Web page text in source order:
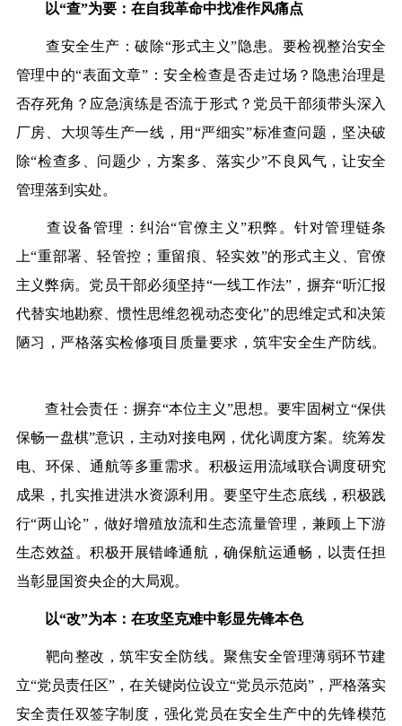
以“查”为要：在自我革命中找准作风痛点
查安全生产 ：破除“形式主义”隐患。要检视整治安全
管理中 的“表面文章”：安全检查是否走过场？隐患治理是
否存死角？应急演练是否流于形式？ 党 员干部须带头深入
厂房、大坝等生产一线，用“严细实”标准查问题，坚决破
除“检查多、问题少，方案多、落实少”不良风气，让安全
管理落到实处。
查设备管理：纠治“官僚主义”积弊。针对管理链条
上“重部署、轻管控；重留痕、轻实效”的形式主义、官僚
主义弊病。 党 员干部必须坚持“一线工作法”，摒弃“听汇报
代替实地勘察、惯性思维忽视动态变化”的思维定式和决策
陋习 ，严格落实检修项目质量要求，筑牢安全生产防线。
查社会责任：摒弃“本位主义”思想。要牢固树立“保供
保畅一盘棋”意识，主动对接电网，优化调度方案。统筹发
电、环保、通航等多重需求。积极运用流域联合调度研究
成果，扎实推进洪水资源利用。要坚守生态底线，积极践
行“两山论”，做好增殖放流和生态流量管理，兼顾上下游
生态效益。积极开展错峰通航，确保航运通畅，以责任担
当彰显国资央企的大局观。
以“改”为本：在攻坚克难中彰显先锋本色
靶向整改，筑牢安全防线。聚焦安全管理薄弱环节建
立“党员责任区”，在关键岗位设立“党员示范岗”，严格落实
安全责任双签字制度，强化党员在安全生产中的先锋模范